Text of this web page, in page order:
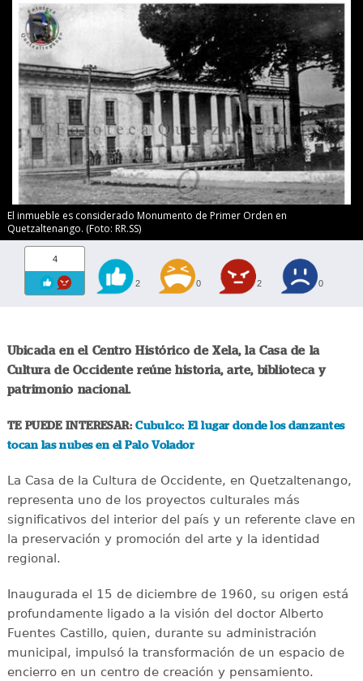
El inmueble es considerado Monumento de Primer Orden en
Quetzaltenango. (Foto: RR.SS)
4
2 0 2 0
Ubicada en el Centro Histórico de Xela, la Casa de la
Cultura de Occidente reúne historia, arte, biblioteca y
patrimonio nacional.
TE PUEDE INTERESAR:Cubulco: El lugar donde los danzantes
tocan las nubes en el Palo Volador
La Casa de la Cultura de Occidente, en Quetzaltenango,
representa uno de los proyectos culturales más
significativos del interior del país y un referente clave en
la preservación y promoción del arte y la identidad
regional.
Inaugurada el 15 de diciembre de 1960, su origen está
profundamente ligado a la visión del doctor Alberto
Fuentes Castillo, quien, durante su administración
municipal, impulsó la transformación de un espacio de
encierro en un centro de creación y pensamiento.